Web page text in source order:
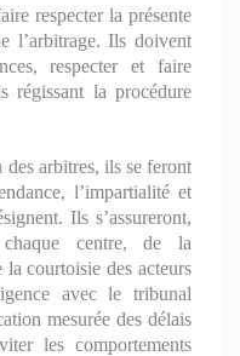
respecter la présente
l’arbitrage. Ils doivent
respecter et faire
régissant la procédure
arbitres, ils se feront
l’impartialité et
Ils s’assureront,
centre, de la
courtoisie des acteurs
avec le tribunal
mesurée des délais
les comportements